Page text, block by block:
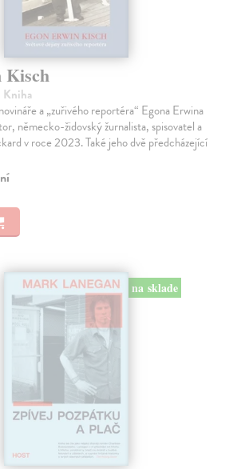
Kisch
| Kniha
a „zuřivého reportéra“ Egona Erwina
německo-židovský žurnalista, spisovatel a
v roce 2023. Také jeho dvě předcházející
na sklade